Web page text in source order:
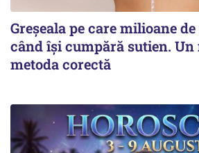
Greșeala pe care milioane
când își cumpără sutien.
metoda corectă